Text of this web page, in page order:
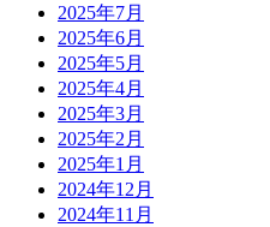
2025年7月
2025年6月
2025年5月
2025年4月
2025年3月
2025年2月
2025年1月
2024年12月
2024年11月